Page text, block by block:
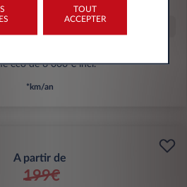
éco de 6 000 € incl.
*km/an
A partir de
199€
TOUT
ACCEPTER